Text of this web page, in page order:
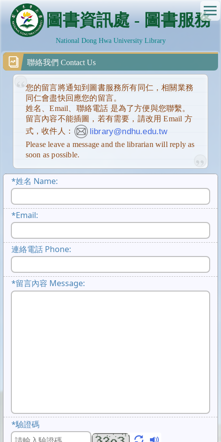
到
主
內
容
區
圖書資訊處 - 圖書服務
National Dong Hwa University Library
聯絡我們 Contact Us
您的留言將通知到圖書服務所有同仁，相關業務
同仁會盡快回應您的留言。
姓名、Email、聯絡電話 是為了方便與您聯繫。
留言內容不能插圖，若有需要，請改用 Email 方
式，收件人：
library@ndhu.edu.tw
Please leave a message and the librarian will reply as
soon as possible.
*姓名 Name:
*Email:
連絡電話 Phone:
*留言內容 Message:
*驗證碼